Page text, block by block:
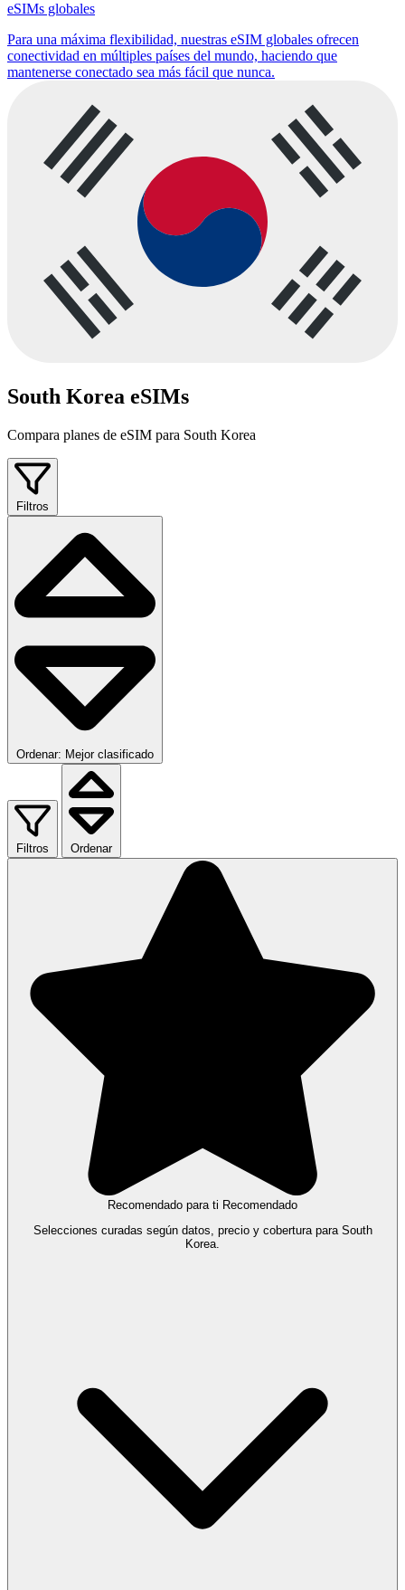
eSIMs globales
Para una máxima flexibilidad, nuestras eSIM globales ofrecen
conectividad en múltiples países del mundo, haciendo que
mantenerse conectado sea más fácil que nunca.
South Korea eSIMs
Compara planes de eSIM para South Korea
Filtros
Ordenar: Mejor clasificado
Filtros Ordenar
Recomendado para ti Recomendado
Selecciones curadas según datos, precio y cobertura para South
Korea.